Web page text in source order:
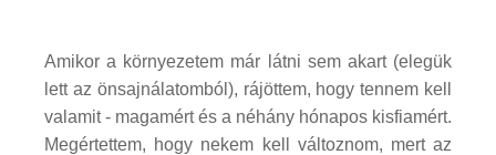
Amikor a környezetem már látni sem akart (elegük
lett az önsajnálatomból), rájöttem, hogy tennem kell
valamit - magamért és a néhány hónapos kisfiamért.
Megértettem, hogy nekem kell változnom, mert az